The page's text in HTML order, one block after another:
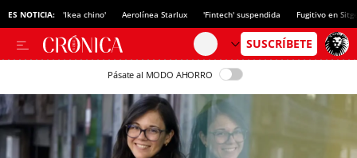
ES NOTICIA: 'Ikea chino' Aerolínea Starlux 'Fintech' suspendida Fugitivo en
Pásate al MODO AHORRO